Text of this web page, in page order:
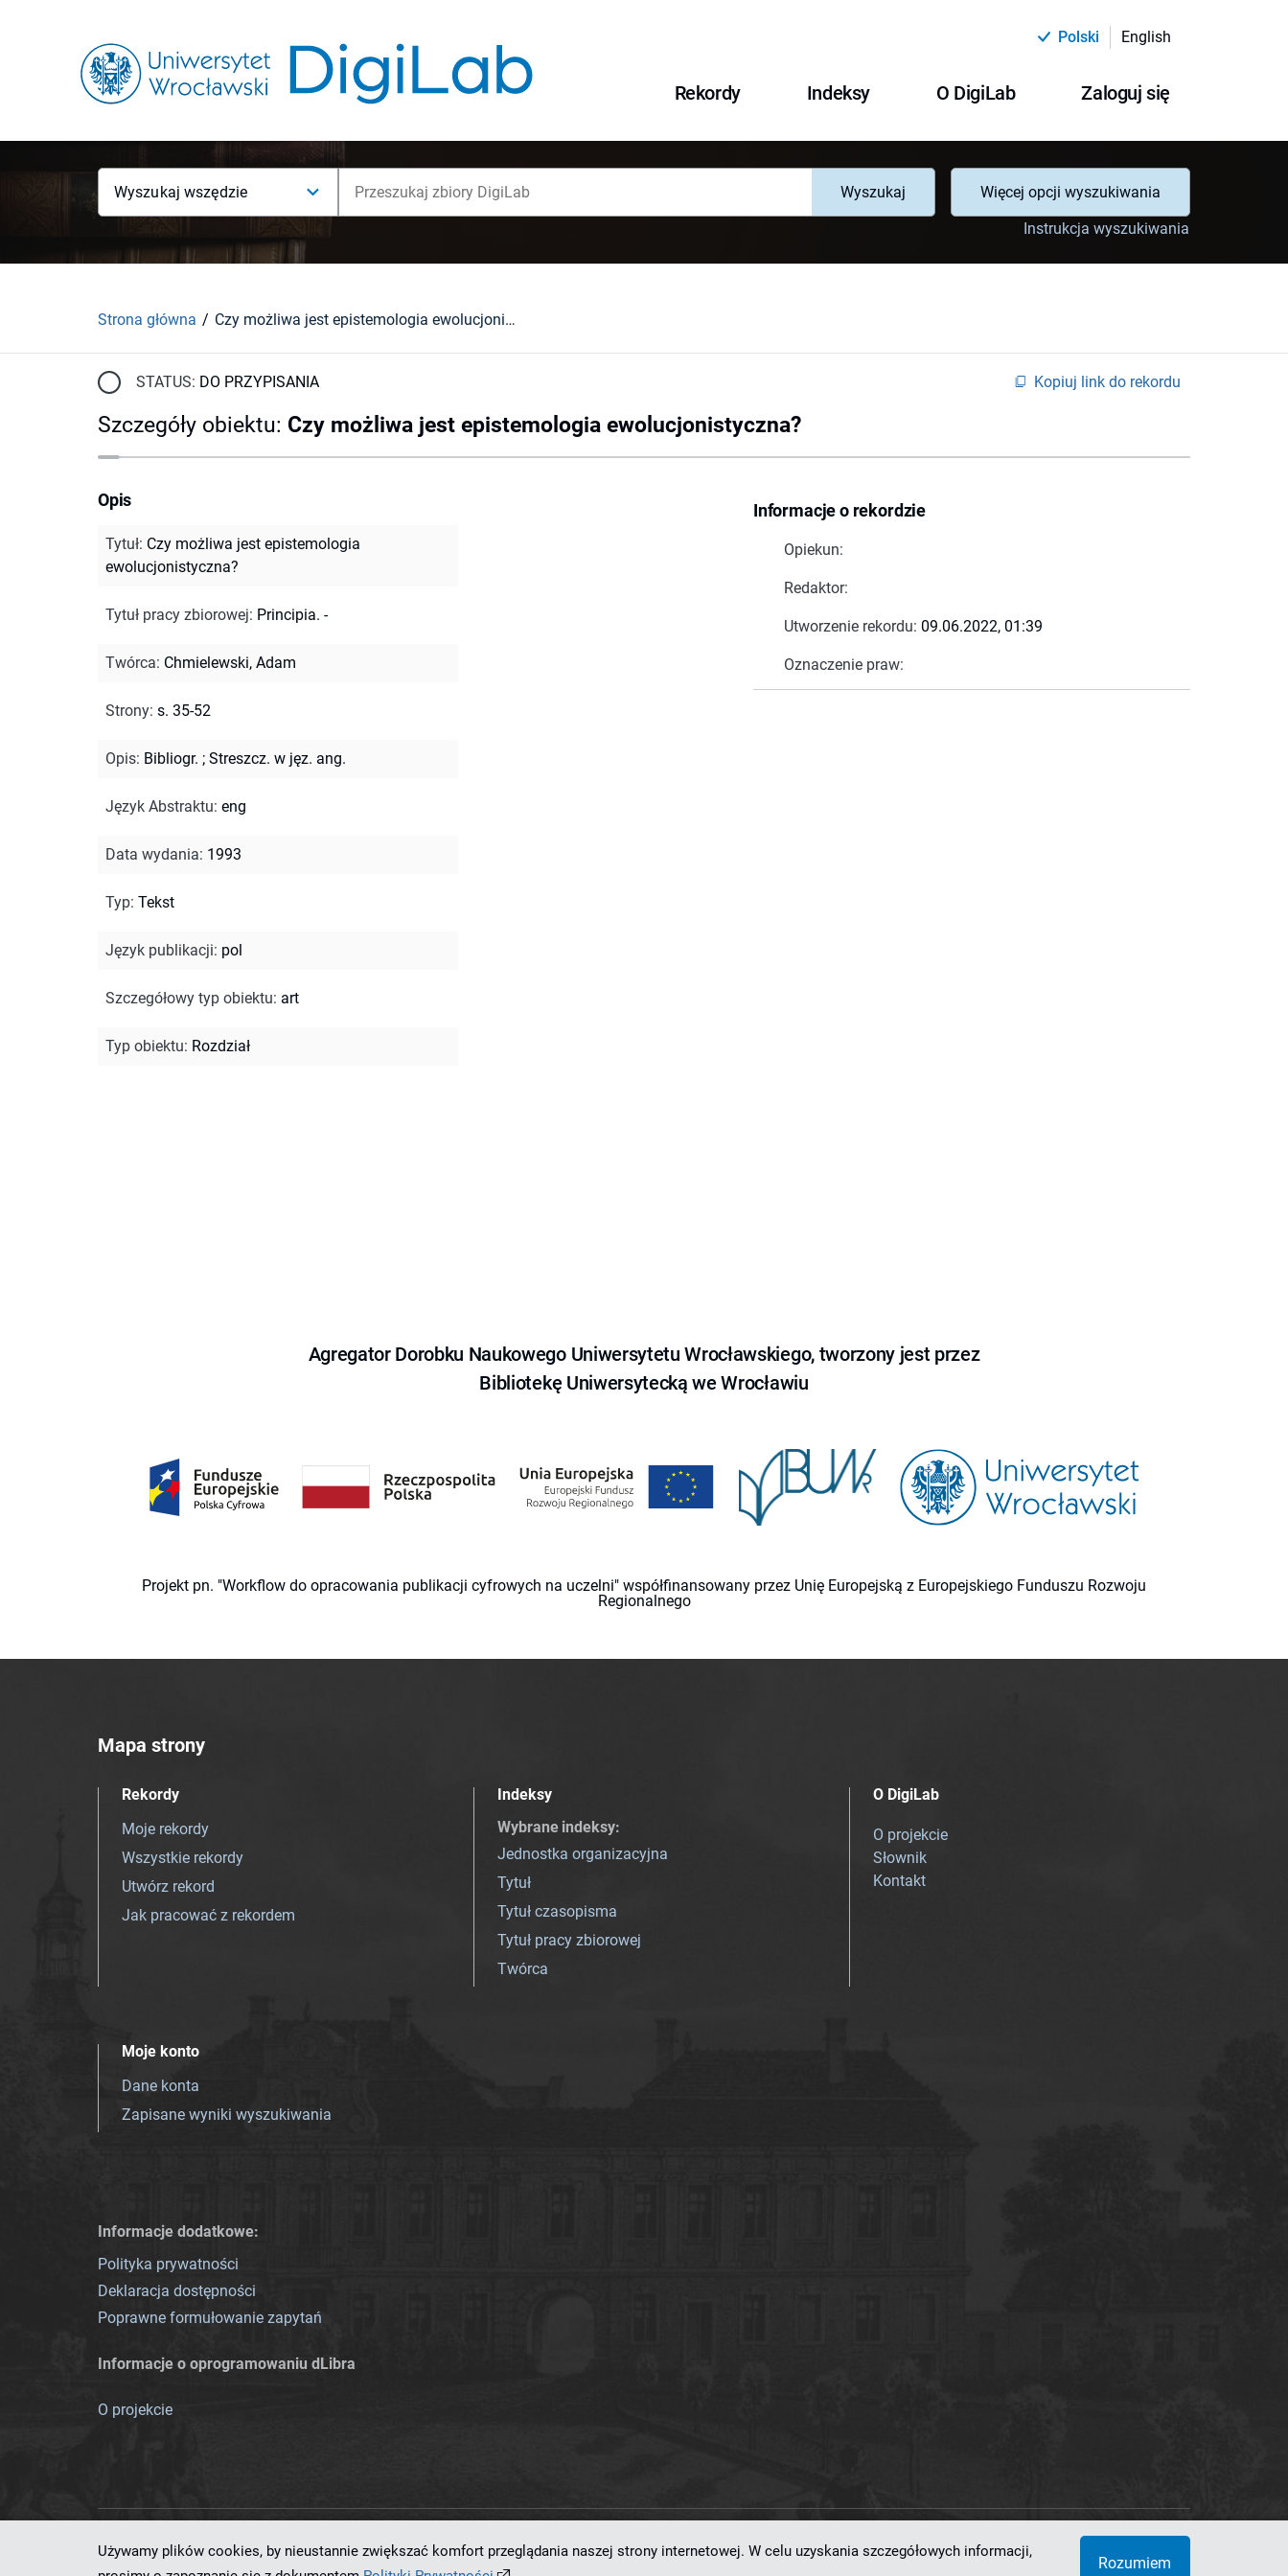
Polski English
Rekordy Indeksy O DigiLab Zaloguj się
Wyszukaj wszędzie Wyszukaj
Więcej opcji wyszukiwania
Instrukcja wyszukiwania
Strona główna Czy możliwa jest epistemologia ewolucjonistyczna?
STATUS: DO PRZYPISANIA Kopiuj link do rekordu
Szczegóły obiektu: Czy możliwa jest epistemologia ewolucjonistyczna?
Informacje o rekordzie
Opiekun:
Redaktor:
Utworzenie rekordu: 09.06.2022, 01:39
Oznaczenie praw:
Opis
Tytuł: Czy możliwa jest epistemologia
ewolucjonistyczna?
Tytuł pracy zbiorowej: Principia. -
Twórca: Chmielewski, Adam
Strony: s. 35-52
Opis: Bibliogr. ; Streszcz. w jęz. ang.
Język Abstraktu: eng
Data wydania: 1993
Typ: Tekst
Język publikacji: pol
Szczegółowy typ obiektu: art
Typ obiektu: Rozdział
Agregator Dorobku Naukowego Uniwersytetu Wrocławskiego, tworzony jest przez
Bibliotekę Uniwersytecką we Wrocławiu
Projekt pn. "Workflow do opracowania publikacji cyfrowych na uczelni" współfinansowany przez Unię Europejską z Europejskiego Funduszu Rozwoju
Regionalnego
Mapa strony
Rekordy
Moje rekordy
Wszystkie rekordy
Utwórz rekord
Jak pracować z rekordem
Indeksy
Wybrane indeksy:
Jednostka organizacyjna
Tytuł
Tytuł czasopisma
Tytuł pracy zbiorowej
Twórca
O DigiLab
O projekcie
Słownik
Kontakt
Moje konto
Dane konta
Zapisane wyniki wyszukiwania
Informacje dodatkowe:
Polityka prywatności
Deklaracja dostępności
Poprawne formułowanie zapytań
Informacje o oprogramowaniu dLibra
O projekcie
Ten serwis działa dzięki oprogramowaniudLibra 7.0.0-SNAPSHOT opracowanemu przezPoznańskie Centrum Superkomputerowo-Sieciowe
Używamy plików cookies, by nieustannie zwiększać komfort przeglądania naszej strony internetowej. W celu uzyskania szczegółowych informacji,
Rozumiem